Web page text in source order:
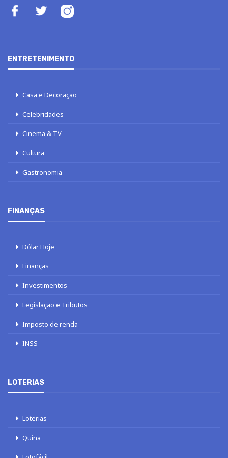
ENTRETENIMENTO
Casa e Decoração
Celebridades
Cinema & TV
Cultura
Gastronomia
FINANÇAS
Dólar Hoje
Finanças
Investimentos
Legislação e Tributos
Imposto de renda
INSS
LOTERIAS
Loterias
Quina